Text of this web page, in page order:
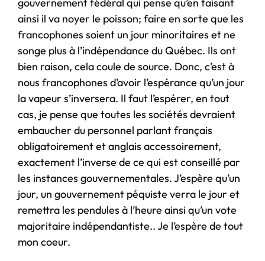
gouvernement fédéral qui pense qu’en faisant
ainsi il va noyer le poisson; faire en sorte que les
francophones soient un jour minoritaires et ne
songe plus à l’indépendance du Québec. Ils ont
bien raison, cela coule de source. Donc, c’est à
nous francophones d’avoir l’espérance qu’un jour
la vapeur s’inversera. Il faut l’espérer, en tout
cas, je pense que toutes les sociétés devraient
embaucher du personnel parlant français
obligatoirement et anglais accessoirement,
exactement l’inverse de ce qui est conseillé par
les instances gouvernementales. J’espère qu’un
jour, un gouvernement péquiste verra le jour et
remettra les pendules à l’heure ainsi qu’un vote
majoritaire indépendantiste.. Je l’espère de tout
mon coeur.